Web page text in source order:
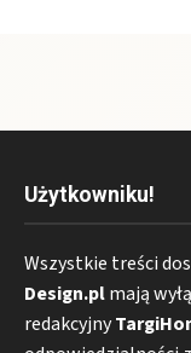
Użytkowniku!
Wszystkie treści
Design.plmają
redakcyjny